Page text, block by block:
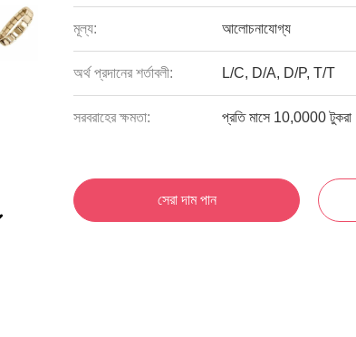
মূল্য: আলোচনাযোগ্য
অর্থ প্রদানের শর্তাবলী: L/C, D/A, D/P, T/T
সরবরাহের ক্ষমতা: প্রতি মাসে 10,0000 টুকরা
সেরা দাম পান